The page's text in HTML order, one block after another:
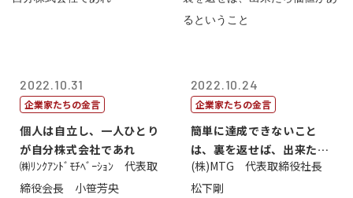
2022.10.31
企業家たちの金言
個人は自立し、一人ひとり
が自分株式会社であれ
㈱ﾘﾝｸｱﾝﾄﾞﾓﾁﾍﾞｰｼｮﾝ 代表取
締役会長 小笹芳央
2022.10.24
企業家たちの金言
簡単に達成できないこと
は、裏を返せば、出来たら
価値があるとい...
(株)MTG 代表取締役社長
松下剛